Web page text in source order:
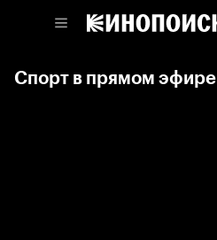
Спорт в прямом эфире